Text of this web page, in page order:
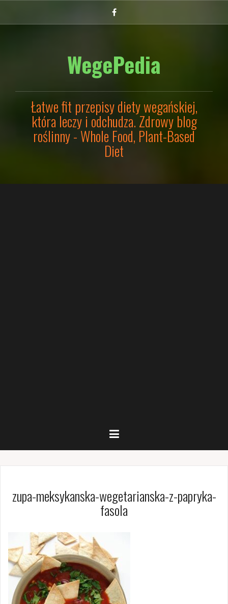
do
WegePedia
Łatwe fit przepisy diety wegańskiej,
która leczy i odchudza. Zdrowy blog
roślinny - Whole Food, Plant-Based
Diet
zupa-meksykanska-wegetarianska-z-papryka-
fasola